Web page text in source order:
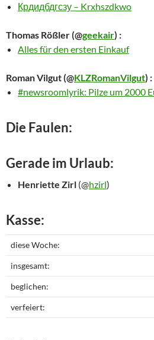
Крдидбдгсзу – Krxhszdkwo
Thomas Rößler(@geekair) :
Alles für den ersten Einkauf
Roman Vilgut(@KLZRomanVilgut) :
#newsroomlyrik: Pilze um 2000
Die Faulen:
Gerade im Urlaub:
Henriette Zirl (@hzirl)
Kasse:
diese Woche:
insgesamt:
beglichen:
verfeiert: